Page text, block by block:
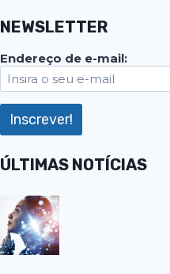
NEWSLETTER
Endereço de e-mail:
ÚLTIMAS NOTÍCIAS